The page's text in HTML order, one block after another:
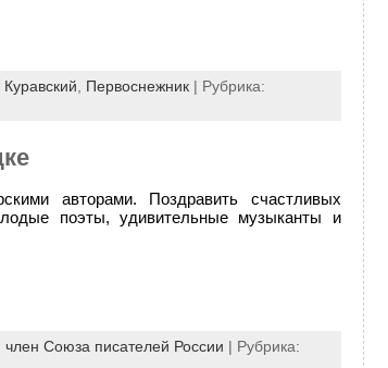
Первоснежник| Рубрика:
авторами. Поздравить счастливых
поэты, удивительные музыканты и
член Союза писателей России | Рубрика: